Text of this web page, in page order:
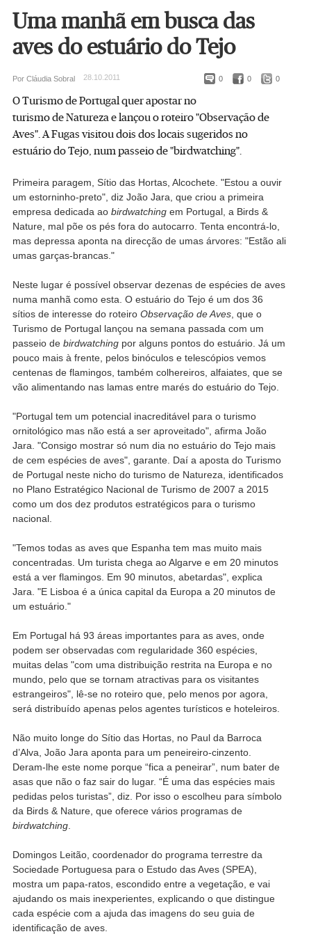
Uma manhã em busca das
aves do estuário do Tejo
0 0 0
Por Cláudia Sobral 28.10.2011
O Turismo de Portugal quer apostar no
turismo de Natureza e lançou o roteiro "Observação de
Aves". A Fugas visitou dois dos locais sugeridos no
estuário do Tejo, num passeio de "birdwatching".
Primeira paragem, Sítio das Hortas, Alcochete. "Estou a ouvir
um estorninho-preto", diz João Jara, que criou a primeira
empresa dedicada ao birdwatching em Portugal, a Birds &
Nature, mal põe os pés fora do autocarro. Tenta encontrá-lo,
mas depressa aponta na direcção de umas árvores: "Estão ali
umas garças-brancas."
Neste lugar é possível observar dezenas de espécies de aves
numa manhã como esta. O estuário do Tejo é um dos 36
sítios de interesse do roteiro Observação de Aves, que o
Turismo de Portugal lançou na semana passada com um
passeio de birdwatching por alguns pontos do estuário. Já um
pouco mais à frente, pelos binóculos e telescópios vemos
centenas de flamingos, também colhereiros, alfaiates, que se
vão alimentando nas lamas entre marés do estuário do Tejo.
"Portugal tem um potencial inacreditável para o turismo
ornitológico mas não está a ser aproveitado", afirma João
Jara. "Consigo mostrar só num dia no estuário do Tejo mais
de cem espécies de aves", garante. Daí a aposta do Turismo
de Portugal neste nicho do turismo de Natureza, identificados
no Plano Estratégico Nacional de Turismo de 2007 a 2015
como um dos dez produtos estratégicos para o turismo
nacional.
"Temos todas as aves que Espanha tem mas muito mais
concentradas. Um turista chega ao Algarve e em 20 minutos
está a ver flamingos. Em 90 minutos, abetardas", explica
Jara. "E Lisboa é a única capital da Europa a 20 minutos de
um estuário."
Em Portugal há 93 áreas importantes para as aves, onde
podem ser observadas com regularidade 360 espécies,
muitas delas "com uma distribuição restrita na Europa e no
mundo, pelo que se tornam atractivas para os visitantes
estrangeiros", lê-se no roteiro que, pelo menos por agora,
será distribuído apenas pelos agentes turísticos e hoteleiros.
Não muito longe do Sítio das Hortas, no Paul da Barroca
d’Alva, João Jara aponta para um peneireiro-cinzento.
Deram-lhe este nome porque “fica a peneirar”, num bater de
asas que não o faz sair do lugar. “É uma das espécies mais
pedidas pelos turistas”, diz. Por isso o escolheu para símbolo
da Birds & Nature, que oferece vários programas de
birdwatching.
Domingos Leitão, coordenador do programa terrestre da
Sociedade Portuguesa para o Estudo das Aves (SPEA),
mostra um papa-ratos, escondido entre a vegetação, e vai
ajudando os mais inexperientes, explicando o que distingue
cada espécie com a ajuda das imagens do seu guia de
identificação de aves.